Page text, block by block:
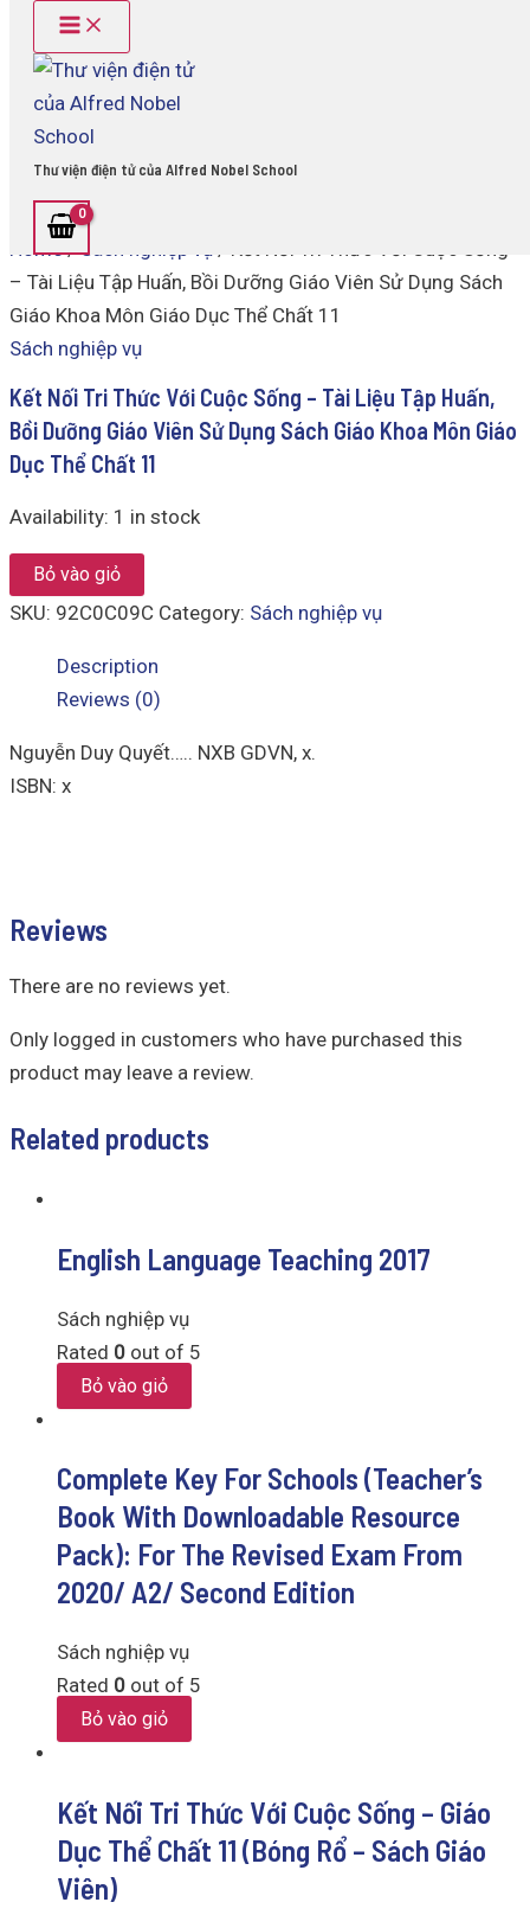
content
Main
Menu
Thư viện điện tử của Alfred Nobel School
Home/Sách nghiệp vụ / Kết Nối Tri Thức Với Cuộc Sống
– Tài Liệu Tập Huấn, Bồi Dưỡng Giáo Viên Sử Dụng Sách
Giáo Khoa Môn Giáo Dục Thể Chất 11
Sách nghiệp vụ
Kết Nối Tri Thức Với Cuộc Sống – Tài Liệu Tập Huấn,
Bồi Dưỡng Giáo Viên Sử Dụng Sách Giáo Khoa Môn Giáo
Dục Thể Chất 11
Availability: 1 in stock
Cuộc
Huấn,
Dưỡng
Giáo
Sử
Sách
Giáo
Khoa
Môn
Dục
Thể
Chất
Bỏ vào giỏ
SKU: 92C0C09C Category: Sách nghiệp vụ
Description
Reviews (0)
Nguyễn Duy Quyết….. NXB GDVN, x.
ISBN: x
Reviews
There are no reviews yet.
Only logged in customers who have purchased this
product may leave a review.
Related products
English Language Teaching 2017
Sách nghiệp vụ
Rated 0 out of 5
Bỏ vào giỏ
Complete Key For Schools (Teacher’s
Book With Downloadable Resource
Pack): For The Revised Exam From
2020/ A2/ Second Edition
Sách nghiệp vụ
Rated 0 out of 5
Bỏ vào giỏ
Kết Nối Tri Thức Với Cuộc Sống – Giáo
Dục Thể Chất 11 (Bóng Rổ – Sách Giáo
Viên)